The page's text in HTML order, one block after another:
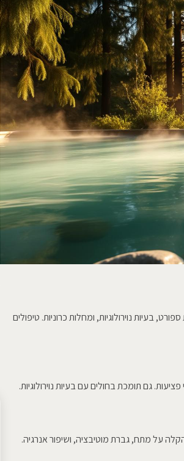
בעיות נוירולוגיות, ומחלות כרוניות. טיפולים
גם תומכת בחולים עם בעיות נוירולוגיות.
על מתח, גברת מוטיבציה, ושיפור אנרגיה.